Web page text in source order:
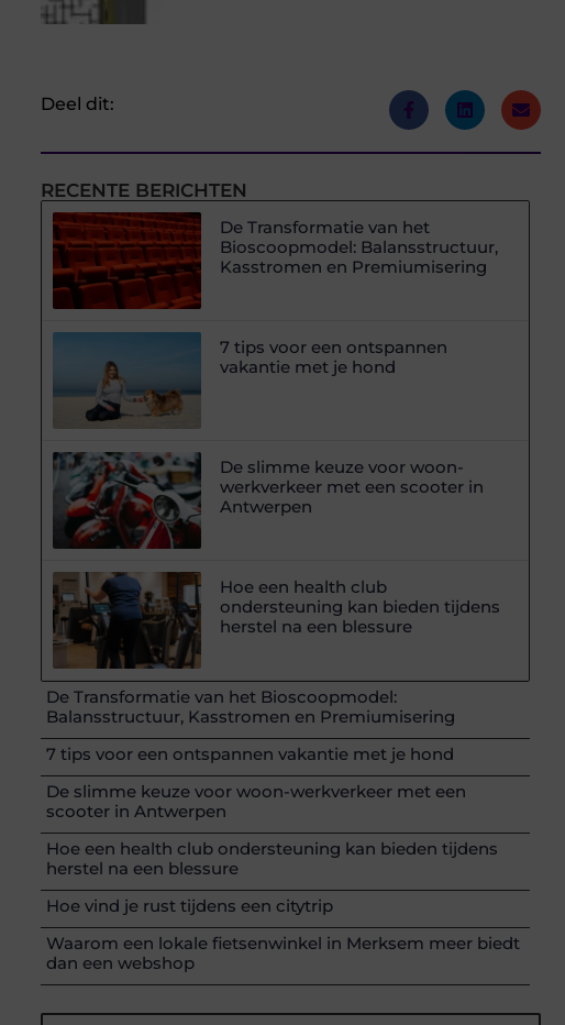
Deel dit:
RECENTE BERICHTEN
De Transformatie van het
Bioscoopmodel: Balansstructuur,
Kasstromen en Premiumisering
7 tips voor een ontspannen
vakantie met je hond
De slimme keuze voor woon-
werkverkeer met een scooter in
Antwerpen
Hoe een health club
ondersteuning kan bieden tijdens
herstel na een blessure
De Transformatie van het Bioscoopmodel:
Balansstructuur, Kasstromen en Premiumisering
7 tips voor een ontspannen vakantie met je hond
De slimme keuze voor woon-werkverkeer met een
scooter in Antwerpen
Hoe een health club ondersteuning kan bieden tijdens
herstel na een blessure
Hoe vind je rust tijdens een citytrip
Waarom een lokale fietsenwinkel in Merksem meer biedt
dan een webshop